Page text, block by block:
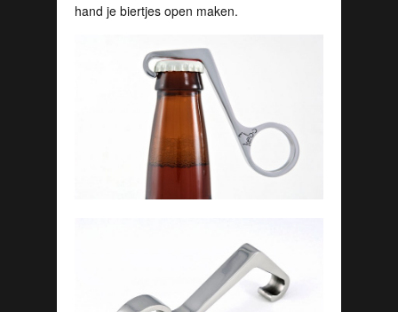
hand je biertjes open maken.